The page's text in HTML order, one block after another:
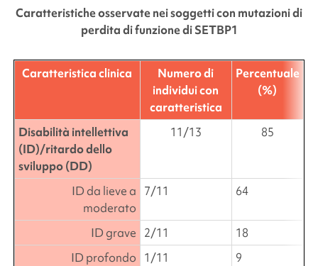
Caratteristiche osservate nei soggetti con mutazioni di
perdita di funzione diSETBP1
Caratteristica clinica
Numero di
individui con
caratteristica
Percentuale
(%)
Disabilità intellettiva
(ID)/ritardo dello
sviluppo (DD)
11/13 85
ID da lieve a
moderato
7/11 64
ID grave 2/11
18
ID profondo 1/11
9